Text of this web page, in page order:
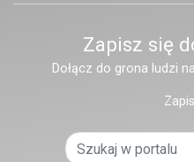
Zapisz się
Dołącz do grona ludzi